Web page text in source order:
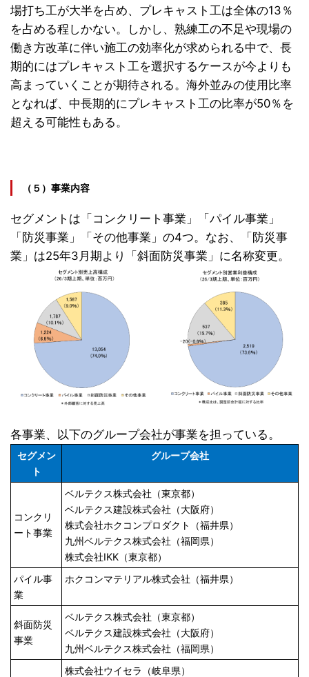
場打ち工が大半を占め、プレキャスト工は全体の13％
を占める程しかない。しかし、熟練工の不足や現場の
働き方改革に伴い施工の効率化が求められる中で、長
期的にはプレキャスト工を選択するケースが今よりも
高まっていくことが期待される。海外並みの使用比率
となれば、中長期的にプレキャスト工の比率が50％を
超える可能性もある。
（５）事業内容
セグメントは「コンクリート事業」「パイル事業」
「防災事業」「その他事業」の4つ。なお、「防災事
業」は25年3月期より「斜面防災事業」に名称変更。
各事業、以下のグループ会社が事業を担っている。
セグメン
ト
グループ会社
コンクリ
ート事業
ベルテクス株式会社（東京都）
ベルテクス建設株式会社（大阪府）
株式会社ホクコンプロダクト（福井県）
九州ベルテクス株式会社（福岡県）
株式会社IKK（東京都）
パイル事
業
ホクコンマテリアル株式会社（福井県）
斜面防災
事業
ベルテクス株式会社（東京都）
ベルテクス建設株式会社（大阪府）
九州ベルテクス株式会社（福岡県）
株式会社ウイセラ（岐阜県）